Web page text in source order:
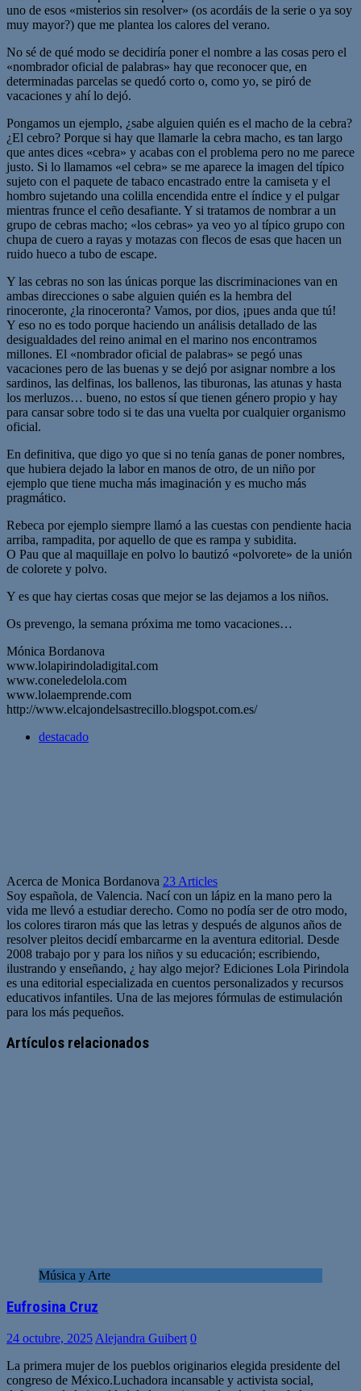
uno de esos «misterios sin resolver» (os acordáis de la serie o ya soy
muy mayor?) que me plantea los calores del verano.
No sé de qué modo se decidiría poner el nombre a las cosas pero el
«nombrador oficial de palabras» hay que reconocer que, en
determinadas parcelas se quedó corto o, como yo, se piró de
vacaciones y ahí lo dejó.
Pongamos un ejemplo, ¿sabe alguien quién es el macho de la cebra?
¿El cebro? Porque si hay que llamarle la cebra macho, es tan largo
que antes dices «cebra» y acabas con el problema pero no me parece
justo. Si lo llamamos «el cebra» se me aparece la imagen del típico
sujeto con el paquete de tabaco encastrado entre la camiseta y el
hombro sujetando una colilla encendida entre el índice y el pulgar
mientras frunce el ceño desafiante. Y si tratamos de nombrar a un
grupo de cebras macho; «los cebras» ya veo yo al típico grupo con
chupa de cuero a rayas y motazas con flecos de esas que hacen un
ruido hueco a tubo de escape.
Y las cebras no son las únicas porque las discriminaciones van en
ambas direcciones o sabe alguien quién es la hembra del
rinoceronte, ¿la rinoceronta? Vamos, por dios, ¡pues anda que tú!
Y eso no es todo porque haciendo un análisis detallado de las
desigualdades del reino animal en el marino nos encontramos
millones. El «nombrador oficial de palabras» se pegó unas
vacaciones pero de las buenas y se dejó por asignar nombre a los
sardinos, las delfinas, los ballenos, las tiburonas, las atunas y hasta
los merluzos… bueno, no estos sí que tienen género propio y hay
para cansar sobre todo si te das una vuelta por cualquier organismo
oficial.
En definitiva, que digo yo que si no tenía ganas de poner nombres,
que hubiera dejado la labor en manos de otro, de un niño por
ejemplo que tiene mucha más imaginación y es mucho más
pragmático.
Rebeca por ejemplo siempre llamó a las cuestas con pendiente hacia
arriba, rampadita, por aquello de que es rampa y subidita.
O Pau que al maquillaje en polvo lo bautizó «polvorete» de la unión
de colorete y polvo.
Y es que hay ciertas cosas que mejor se las dejamos a los niños.
Os prevengo, la semana próxima me tomo vacaciones…
Mónica Bordanova
www.lolapirindoladigital.com
www.coneledelola.com
www.lolaemprende.com
http://www.elcajondelsastrecillo.blogspot.com.es/
destacado
Acerca de Monica Bordanova 23 Articles
Soy española, de Valencia. Nací con un lápiz en la mano pero la
vida me llevó a estudiar derecho. Como no podía ser de otro modo,
los colores tiraron más que las letras y después de algunos años de
resolver pleitos decidí embarcarme en la aventura editorial. Desde
2008 trabajo por y para los niños y su educación; escribiendo,
ilustrando y enseñando, ¿ hay algo mejor? Ediciones Lola Pirindola
es una editorial especializada en cuentos personalizados y recursos
educativos infantiles. Una de las mejores fórmulas de estimulación
para los más pequeños.
web
Artículos relacionados
Música y Arte
Eufrosina Cruz
24 octubre, 2025 Alejandra Guibert 0
La primera mujer de los pueblos originarios elegida presidente del
congreso de México.Luchadora incansable y activista social,